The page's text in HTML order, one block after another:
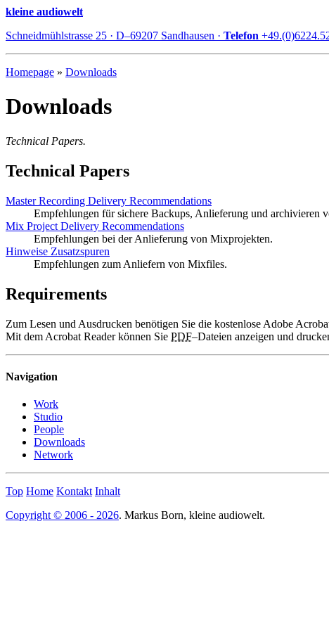
kleine audiowelt
Schneidmühlstrasse 25 · D–69207 Sandhausen · Telefon
Homepage » Downloads
Downloads
Technical Papers.
Technical Papers
Master Recording Delivery Recommendations
Empfehlungen für sichere Backups, Anlieferung und archivieren
Mix Project Delivery Recommendations
Empfehlungen bei der Anlieferung von Mixprojekten.
Hinweise Zusatzspuren
Empfehlungen zum Anliefern von Mixfiles.
Requirements
Zum Lesen und Ausdrucken benötigen Sie die kostenlose Adobe
Mit dem Acrobat Reader können Sie PDF–Dateien anzeigen und
Navigation
Work
Studio
People
Downloads
Network
Top Home Kontakt Inhalt
Copyright © 2006 - 2026. Markus Born, kleine audiowelt.